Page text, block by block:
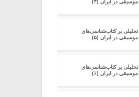
موسیقی در ایران (۴)
تحلیلی بر کتاب‌شناسی‌های
موسیقی در ایران (۵)
تحلیلی بر کتاب‌شناسی‌های
موسیقی در ایران (۶)